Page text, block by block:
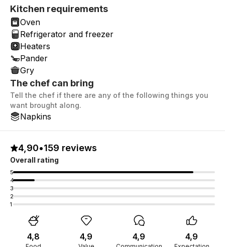
Kitchen requirements
Oven
Refrigerator and freezer
Heaters
Pander
Gry
The chef can bring
Tell the chef if there are any of the following things you
want brought along.
Napkins
4,90•159 reviews
Overall rating
5
4
3
2
1
4,8 4,9 4,9 4,9